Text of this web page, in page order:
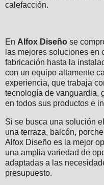
calefacción.
En Alfox Diseño se
las mejores soluciones en
fabricación hasta la
con un equipo altamente
experiencia, que trabaja
tecnología de vanguardia,
en todos sus productos e
Si se busca una solución
una terraza, balcón,
Alfox Diseño es la mejor
una amplia variedad de
adaptadas a las
presupuesto.